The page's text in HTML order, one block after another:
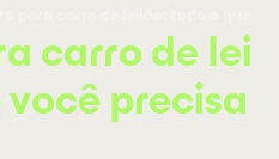
carro de
precisa